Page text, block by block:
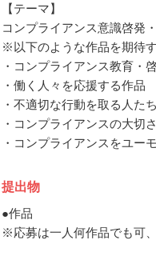
【テーマ】
コンプライアンス意識啓発
※以下のような作品を期待
・コンプライアンス教育・
・働く人々を応援する作品
・不適切な行動を取る人た
・コンプライアンスの大切
・コンプライアンスをユー
提出物
●作品
※応募は一人何作品でも可